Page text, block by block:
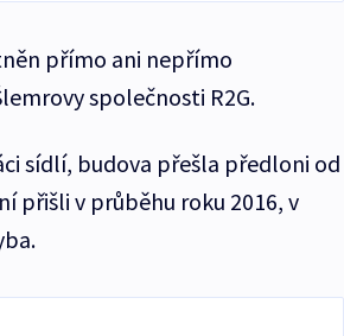
přímo ani nepřímo
společnosti R2G.
sídlí, budova přešla předloni od
přišli v průběhu roku 2016, v